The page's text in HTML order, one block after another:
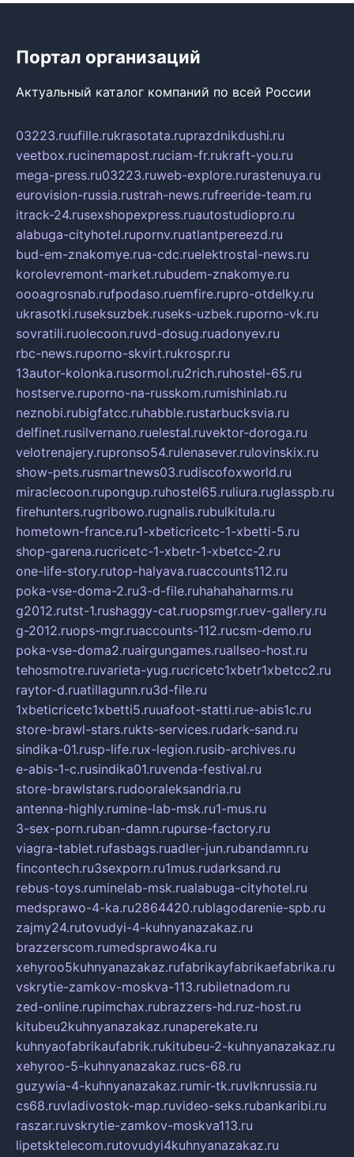
Портал организаций
Актуальный каталог компаний по всей России
03223.ruufille.rukrasotata.ruprazdnikdushi.ru
veetbox.rucinemapost.ruciam-fr.rukraft-you.ru
mega-press.ru03223.ruweb-explore.rurastenuya.ru
eurovision-russia.rustrah-news.rufreeride-team.ru
itrack-24.rusexshopexpress.ruautostudiopro.ru
alabuga-cityhotel.rupornv.ruatlantpereezd.ru
bud-em-znakomye.rua-cdc.ruelektrostal-news.ru
korolevremont-market.rubudem-znakomye.ru
oooagrosnab.rufpodaso.ruemfire.rupro-otdelky.ru
ukrasotki.ruseksuzbek.ruseks-uzbek.ruporno-vk.ru
sovratili.ruolecoon.ruvd-dosug.ruadonyev.ru
rbc-news.ruporno-skvirt.rukrospr.ru
13autor-kolonka.rusormol.ru2rich.ruhostel-65.ru
hostserve.ruporno-na-russkom.rumishinlab.ru
neznobi.rubigfatcc.ruhabble.rustarbucksvia.ru
delfinet.rusilvernano.ruelestal.ruvektor-doroga.ru
velotrenajery.rupronso54.rulenasever.rulovinskix.ru
show-pets.rusmartnews03.rudiscofoxworld.ru
miraclecoon.rupongup.ruhostel65.ruliura.ruglasspb.ru
firehunters.rugribowo.rugnalis.rubulkitula.ru
hometown-france.ru1-xbeticricetc-1-xbetti-5.ru
shop-garena.rucricetc-1-xbetr-1-xbetcc-2.ru
one-life-story.rutop-halyava.ruaccounts112.ru
poka-vse-doma-2.ru3-d-file.ruhahahaharms.ru
g2012.rutst-1.rushaggy-cat.ruopsmgr.ruev-gallery.ru
g-2012.ruops-mgr.ruaccounts-112.rucsm-demo.ru
poka-vse-doma2.ruairgungames.ruallseo-host.ru
tehosmotre.ruvarieta-yug.rucricetc1xbetr1xbetcc2.ru
raytor-d.ruatillagunn.ru3d-file.ru
1xbeticricetc1xbetti5.ruuafoot-statti.rue-abis1c.ru
store-brawl-stars.rukts-services.rudark-sand.ru
sindika-01.rusp-life.rux-legion.rusib-archives.ru
e-abis-1-c.rusindika01.ruvenda-festival.ru
store-brawlstars.rudooraleksandria.ru
antenna-highly.rumine-lab-msk.ru1-mus.ru
3-sex-porn.ruban-damn.rupurse-factory.ru
viagra-tablet.rufasbags.ruadler-jun.rubandamn.ru
fincontech.ru3sexporn.ru1mus.rudarksand.ru
rebus-toys.ruminelab-msk.rualabuga-cityhotel.ru
medsprawo-4-ka.ru2864420.rublagodarenie-spb.ru
zajmy24.rutovudyi-4-kuhnyanazakaz.ru
brazzerscom.rumedsprawo4ka.ru
xehyroo5kuhnyanazakaz.rufabrikayfabrikaefabrika.ru
vskrytie-zamkov-moskva-113.rubiletnadom.ru
zed-online.rupimchax.rubrazzers-hd.ruz-host.ru
kitubeu2kuhnyanazakaz.runaperekate.ru
kuhnyaofabrikaufabrik.rukitubeu-2-kuhnyanazakaz.ru
xehyroo-5-kuhnyanazakaz.rucs-68.ru
guzywia-4-kuhnyanazakaz.rumir-tk.ruvlknrussia.ru
cs68.ruvladivostok-map.ruvideo-seks.rubankaribi.ru
raszar.ruvskrytie-zamkov-moskva113.ru
lipetsktelecom.rutovudyi4kuhnyanazakaz.ru